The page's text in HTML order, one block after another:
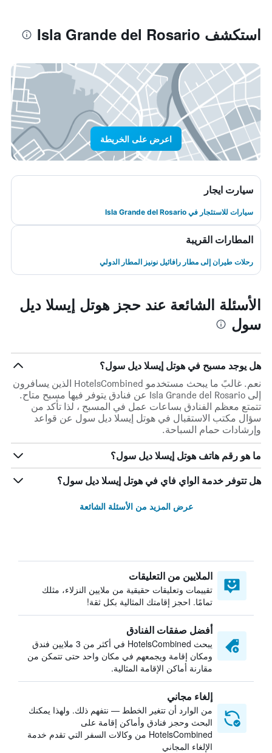
استكشف Isla Grande del Rosario
اعرض على الخريطة
سيارت ايجار
سيارات للاستئجار في Isla Grande del Rosario
المطارات القريبة
رحلات طيران إلى مطار رافائيل نونيز المطار الدولي
الأسئلة الشائعة عند حجز هوتل إيسلا ديل
سول
هل يوجد مسبح في هوتل إيسلا ديل سول؟
نعم. غالبً ما يبحث مستخدمو HotelsCombined الذين يسافرون
إلى Isla Grande del Rosario عن فنادق يتوفر فيها مسبح متاح.
تتمتع معظم الفنادق بساعات عمل في المسبح ، لذا تأكد من
سؤال مكتب الاستقبال في هوتل إيسلا ديل سول عن قواعد
وإرشادات حمام السباحة.
ما هو رقم هاتف هوتل إيسلا ديل سول؟
هل تتوفر خدمة الواي فاي في هوتل إيسلا ديل سول؟
عرض المزيد من الأسئلة الشائعة
الملايين من التعليقات
تقييمات وتعليقات حقيقية من ملايين النزلاء، مثلك
تمامًا. احجز إقامتك المثالية بكل ثقة!
أفضل صفقات الفنادق
يبحث HotelsCombined في أكثر من 3 ملايين فندق
ومكان إقامة ويجمعهم في مكان واحد حتى تتمكن من
مقارنة أماكن الإقامة المثالية.
إلغاء مجاني
من الوارد أن تتغير الخطط — نتفهم ذلك. ولهذا يمكنك
البحث وحجز فنادق وأماكن إقامة على
HotelsCombined من وكالات السفر التي تقدم خدمة
الإلغاء المجاني